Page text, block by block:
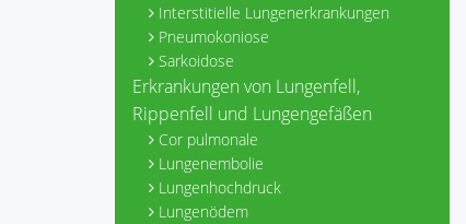
Interstitielle Lungenerkrankungen
Pneumokoniose
Sarkoidose
Erkrankungen von Lungenfell,
Rippenfell und Lungengefäßen
Cor pulmonale
Lungenembolie
Lungenhochdruck
Lungenödem